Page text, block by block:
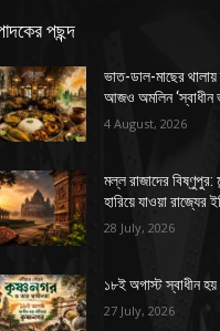
পছন্দ
ভাত-ডাল-মাছের থালায়
আজও অমলিন ‘স্বাধীন
4 August, 2026
মল্ল রাজাদের বিষ্ণুপুর:
হারিয়ে যাওয়া রাজ্যের
28 July, 2026
১৮ই অগাস্ট স্বাধীন
27 July, 2026